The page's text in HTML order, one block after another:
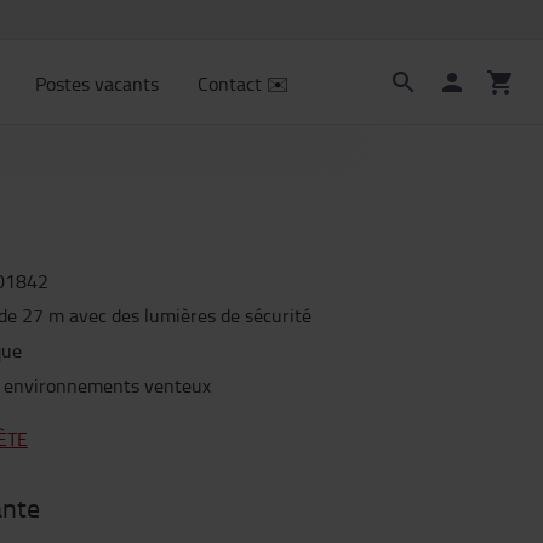
Postes vacants Contact ✉️
27 m avec des lumières de sécurité
venteux